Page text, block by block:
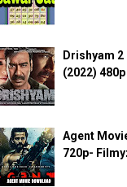
Drishyam
(2022)
Agent
720p-